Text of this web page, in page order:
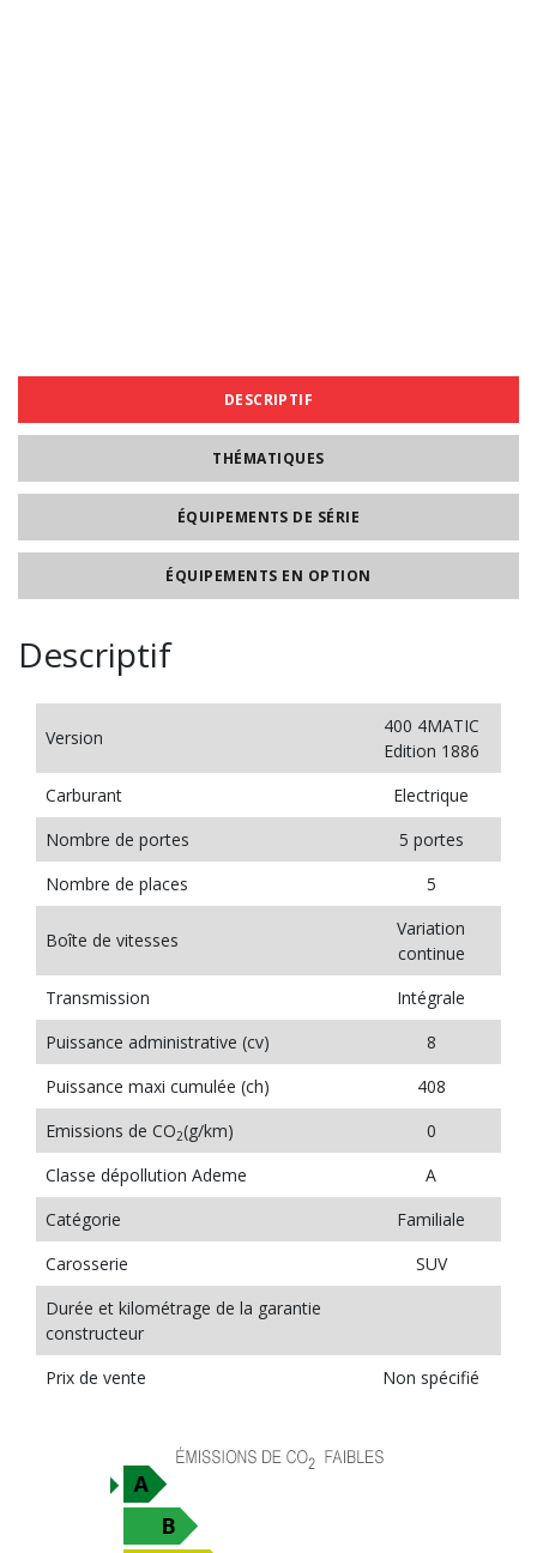
DESCRIPTIF
THÉMATIQUES
ÉQUIPEMENTS DE SÉRIE
ÉQUIPEMENTS EN OPTION
Descriptif
Version
400 4MATIC
Edition 1886
Carburant
Electrique
Nombre de portes
5 portes
Nombre de places
5
Boîte de vitesses
Variation
continue
Transmission
Intégrale
Puissance administrative (cv)
8
Puissance maxi cumulée (ch)
408
Emissions de CO2(g/km)
0
Classe dépollution Ademe
A
Catégorie
Familiale
Carosserie
SUV
Durée et kilométrage de la garantie
constructeur
Prix de vente
Non spécifié